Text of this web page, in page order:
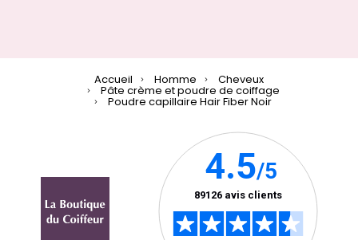
Accueil Homme Cheveux
Pâte crème et poudre de coiffage
Poudre capillaire Hair Fiber Noir